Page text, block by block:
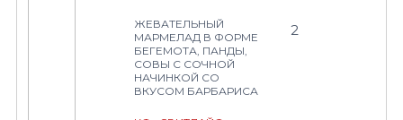
ЖЕВАТЕЛЬНЫЙ
МАРМЕЛАД В ФОРМЕ
БЕГЕМОТА, ПАНДЫ,
СОВЫ С СОЧНОЙ
НАЧИНКОЙ СО
ВКУСОМ БАРБАРИСА
2